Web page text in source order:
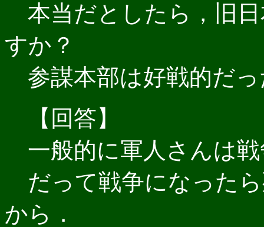
本当だとしたら，旧
すか？
参謀本部は好戦的だ
【回答】
一般的に軍人さんは
だって戦争になった
から．